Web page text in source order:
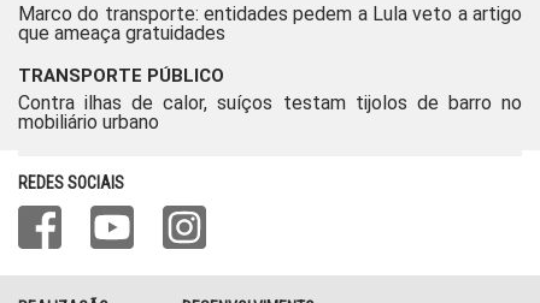
Marco do transporte: entidades pedem a Lula veto a artigo
que ameaça gratuidades
TRANSPORTE PÚBLICO
Contra ilhas de calor, suíços testam tijolos de barro no
mobiliário urbano
REDES SOCIAIS